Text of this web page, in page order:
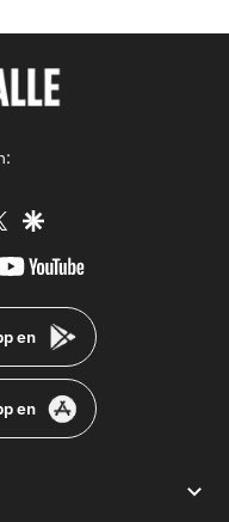
twittergoogle
youtube-
en
en